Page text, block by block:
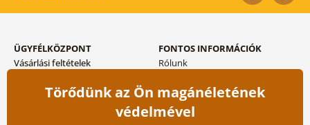
ÜGYFÉLKÖZPONT
Vásárlási feltételek
Szállítási és fizetési módok
FONTOS INFORMÁCIÓK
Rólunk
Blog
Kapcsolat
Nagykereskedelmi
Törődünk az Ön magánéletének
védelmével